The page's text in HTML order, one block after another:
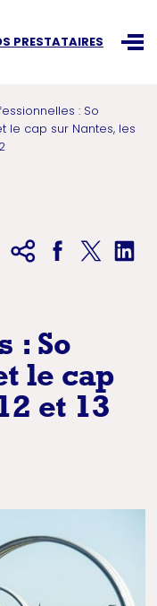
PRESTATAIRES
: So
le cap sur Nantes, les
: So
le cap
et 13